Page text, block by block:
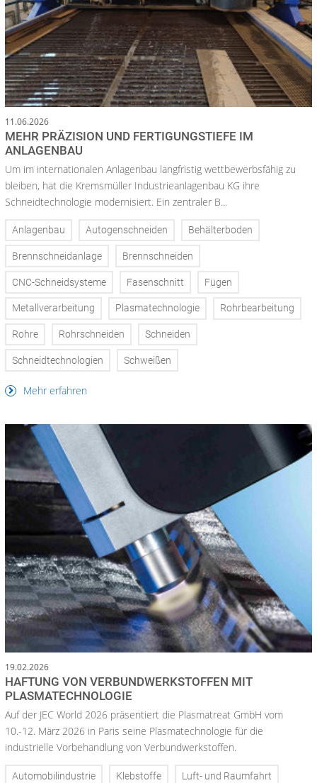
11.06.2026
MEHR PRÄZISION UND FERTIGUNGSTIEFE IM
ANLAGENBAU
Um im internationalen Anlagenbau langfristig wettbewerbsfähig zu
bleiben, hat die Kremsmüller Industrieanlagenbau KG ihre
Schneidtechnologie modernisiert. Ein zentraler B...
Anlagenbau Autogenschneiden Behälterboden
Brennschneidanlage Brennschneiden
CNC-Schneidsysteme Fasenschnitt Fügen
Metallverarbeitung Plasmatechnologie Rohrbearbeitung
Rohre Rohrschneiden Schneiden
Schneidtechnologien Schweißen
Mehr erfahren
19.02.2026
HAFTUNG VON VERBUNDWERKSTOFFEN MIT
PLASMATECHNOLOGIE
Auf der JEC World 2026 präsentiert die Plasmatreat GmbH vom
10.-12. März 2026 in Paris seine Plasmatechnologie für die
industrielle Vorbehandlung von Verbundwerkstoffen.
Automobilindustrie Klebstoffe Luft- und Raumfahrt